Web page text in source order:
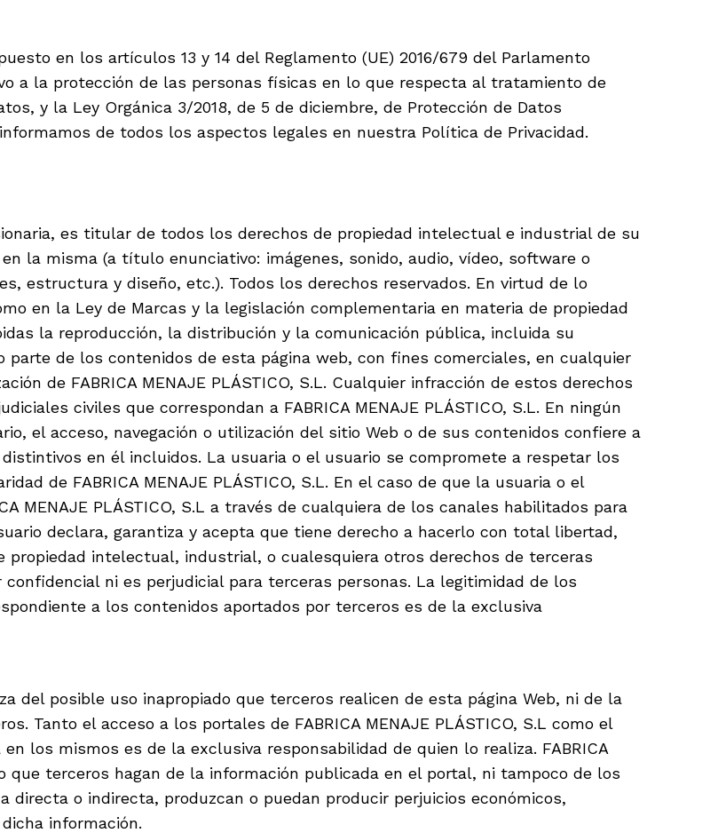
en los artículos 13 y 14 del Reglamento (UE) 2016/679 del Parlamento
a la protección de las personas físicas en lo que respecta al tratamiento de
y la Ley Orgánica 3/2018, de 5 de diciembre, de Protección de Datos
de todos los aspectos legales en nuestra Política de Privacidad.
es titular de todos los derechos de propiedad intelectual e industrial de su
la misma (a título enunciativo: imágenes, sonido, audio, vídeo, software o
estructura y diseño, etc.). Todos los derechos reservados. En virtud de lo
en la Ley de Marcas y la legislación complementaria en materia de propiedad
la reproducción, la distribución y la comunicación pública, incluida su
de los contenidos de esta página web, con fines comerciales, en cualquier
de FABRICA MENAJE PLÁSTICO, S.L. Cualquier infracción de estos derechos
civiles que correspondan a FABRICA MENAJE PLÁSTICO, S.L. En ningún
el acceso, navegación o utilización del sitio Web o de sus contenidos confiere a
en él incluidos. La usuaria o el usuario se compromete a respetar los
de FABRICA MENAJE PLÁSTICO, S.L. En el caso de que la usuaria o el
MENAJE PLÁSTICO, S.L a través de cualquiera de los canales habilitados para
declara, garantiza y acepta que tiene derecho a hacerlo con total libertad,
propiedad intelectual, industrial, o cualesquiera otros derechos de terceras
ni es perjudicial para terceras personas. La legitimidad de los
a los contenidos aportados por terceros es de la exclusiva
del posible uso inapropiado que terceros realicen de esta página Web, ni de la
Tanto el acceso a los portales de FABRICA MENAJE PLÁSTICO, S.L como el
los mismos es de la exclusiva responsabilidad de quien lo realiza. FABRICA
que terceros hagan de la información publicada en el portal, ni tampoco de los
directa o indirecta, produzcan o puedan producir perjuicios económicos,
información.